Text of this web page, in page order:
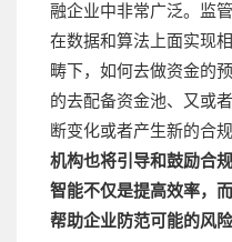
融企业中非常广泛。监
在数据和算法上面实现
畴下，如何去做资金的
的去配备资金池、又或
断变化或者产生新的合
机构也将引导和鼓励合
智能不仅是提高效率，
帮助企业防范可能的风险